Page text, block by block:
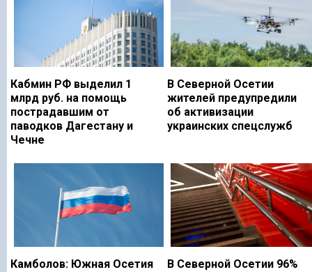
Кабмин РФ выделил 1
млрд руб. на помощь
пострадавшим от
паводков Дагестану и
Чечне
В Северной Осетии
жителей предупредили
об активизации
украинских спецслужб
Камболов: Южная Осетия
В Северной Осетии 96%